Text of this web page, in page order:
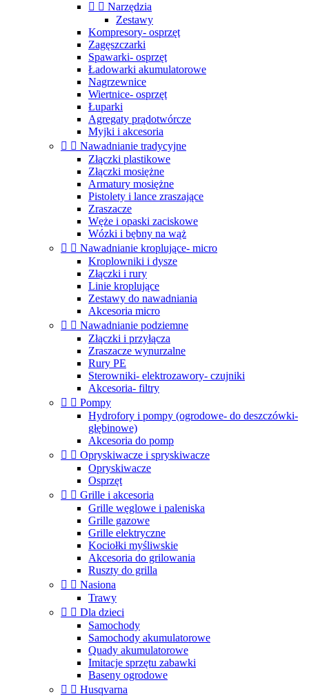
  Narzędzia
Zestawy
Kompresory- osprzęt
Zagęszczarki
Spawarki- osprzęt
Ładowarki akumulatorowe
Nagrzewnice
Wiertnice- osprzęt
Łuparki
Agregaty prądotwórcze
Myjki i akcesoria
  Nawadnianie tradycyjne
Złączki plastikowe
Złączki mosiężne
Armatury mosiężne
Pistolety i lance zraszające
Zraszacze
Węże i opaski zaciskowe
Wózki i bębny na wąż
  Nawadnianie kroplujące- micro
Kroplowniki i dysze
Złączki i rury
Linie kroplujące
Zestawy do nawadniania
Akcesoria micro
  Nawadnianie podziemne
Złączki i przyłącza
Zraszacze wynurzalne
Rury PE
Sterowniki- elektrozawory- czujniki
Akcesoria- filtry
  Pompy
Hydrofory i pompy (ogrodowe- do deszczówki-
głębinowe)
Akcesoria do pomp
  Opryskiwacze i spryskiwacze
Opryskiwacze
Osprzęt
  Grille i akcesoria
Grille węglowe i paleniska
Grille gazowe
Grille elektryczne
Kociołki myśliwskie
Akcesoria do grilowania
Ruszty do grilla
  Nasiona
Trawy
  Dla dzieci
Samochody
Samochody akumulatorowe
Quady akumulatorowe
Imitacje sprzętu zabawki
Baseny ogrodowe
  Husqvarna